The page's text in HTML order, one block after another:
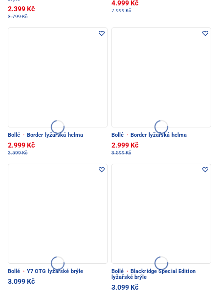
2.399 Kč
3.799 Kč
4.999 Kč
7.999 Kč
Bollé · Border lyžařská helma
2.999 Kč
3.599 Kč
Bollé · Border lyžařská helma
2.999 Kč
3.599 Kč
Bollé · Y7 OTG lyžařské brýle
3.099 Kč
Bollé · Blackridge Special Edition
lyžařské brýle
3.099 Kč